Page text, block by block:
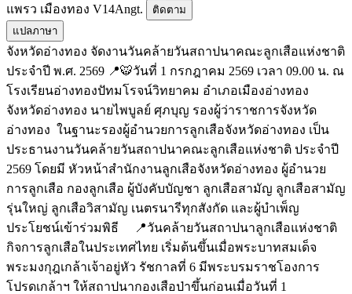
แพรว เมืองทอง V14Angt.
ติดตาม
แปลภาษา
จังหวัดอ่างทอง จัดงานวันคล้ายวันสถาปนาคณะลูกเสือแห่งชาติ
ประจำปี พ.ศ. 2569 📍🐯วันที่ 1 กรกฎาคม 2569 เวลา 09.00 น. ณ
โรงเรียนอ่างทองปัทมโรจน์วิทยาคม อำเภอเมืองอ่างทอง
จังหวัดอ่างทอง นายไพบูลย์ ศุภบุญ รองผู้ว่าราชการจังหวัด
อ่างทอง ในฐานะรองผู้อำนวยการลูกเสือจังหวัดอ่างทอง เป็น
ประธานงานวันคล้ายวันสถาปนาคณะลูกเสือแห่งชาติ ประจำปี
2569 โดยมี หัวหน้าสำนักงานลูกเสือจังหวัดอ่างทอง ผู้อำนวย
การลูกเสือ กองลูกเสือ ผู้บังคับบัญชา ลูกเสือสามัญ ลูกเสือสามัญ
รุ่นใหญ่ ลูกเสือวิสามัญ เนตรนารีทุกสังกัด และผู้บำเพ็ญ
ประโยชน์เข้าร่วมพิธี 📍วันคล้ายวันสถาปนาลูกเสือแห่งชาติ
กิจการลูกเสือในประเทศไทย เริ่มต้นขึ้นเมื่อพระบาทสมเด็จ
พระมงกุฎเกล้าเจ้าอยู่หัว รัชกาลที่ 6 มีพระบรมราชโองการ
โปรดเกล้าฯ ให้สถาปนากองเสือป่าขึ้นก่อนเมื่อวันที่ 1